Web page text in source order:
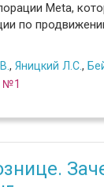
Meta,
по
, Яницкий Л.С.,
№1